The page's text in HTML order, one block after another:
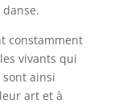
constamment
vivants qui
ainsi
art et à